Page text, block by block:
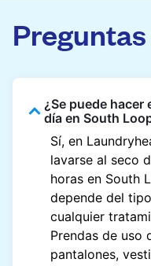
¿Se puede hacer
día en South
Sí, en
lavarse al seco
horas en South
depende del
cualquier
Prendas de uso
pantalones,